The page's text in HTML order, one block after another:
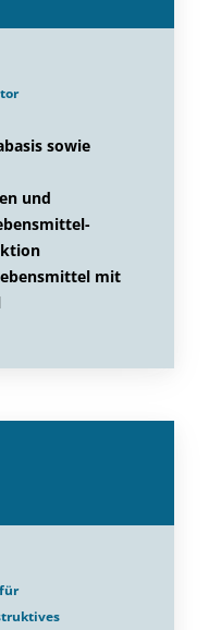
sowie
und
mit